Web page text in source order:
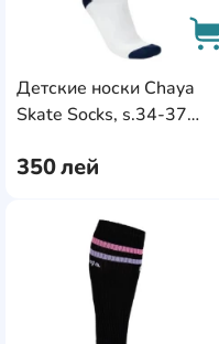
Детские носки Chaya
Skate Socks, s.34-37
350лей